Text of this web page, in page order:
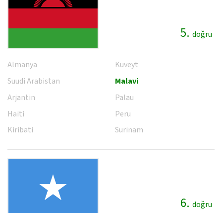
5. doğru
Almanya
Suudi Arabistan
Arjantin
Haiti
Kiribati
Kuveyt
Malavi
Palau
Peru
Surinam
6. doğru